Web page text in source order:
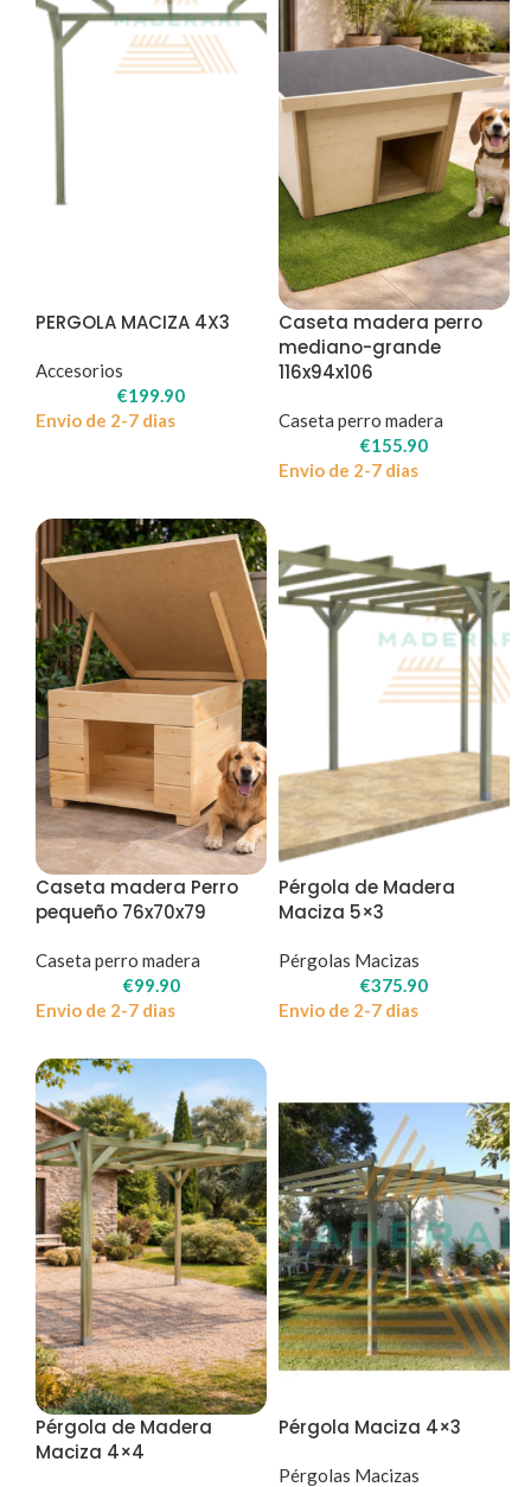
PERGOLA MACIZA 4X3
Accesorios
€199.90
Envio de 2-7 dias
Caseta madera perro
mediano-grande
116x94x106
Caseta perro madera
€155.90
Envio de 2-7 dias
Caseta madera Perro
pequeño 76x70x79
Caseta perro madera
€99.90
Envio de 2-7 dias
Pérgola de Madera
Maciza 5×3
Pérgolas Macizas
€375.90
Envio de 2-7 dias
Pérgola de Madera
Maciza 4×4
Pérgola Maciza 4×3
Pérgolas Macizas